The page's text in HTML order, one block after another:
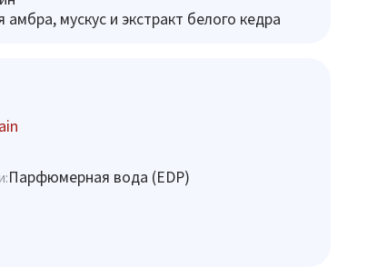
мускус и экстракт белого кедра
Парфюмерная вода (EDP)